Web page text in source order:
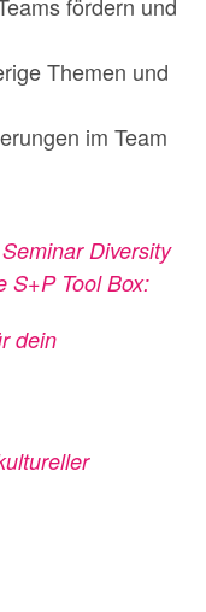
Themen und
im Team
Diversity
S+P Tool Box:
dein